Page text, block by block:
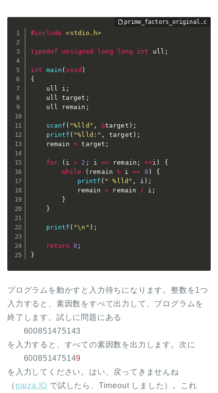
#include <stdio.h>
typedef unsigned long long int ull ;
int main (void )
{
	ull i
;
	ull target
;
	ull remain
;
scanf ( "%lld" , &target ) ;
printf ( "%lld:" , target ) ;
	remain
= target ;
for ( i = 2 ; i <= remain ; ++i )
{
while
( remain % i == 0 )
{
printf ( " %lld" , i ) ;
			remain
= remain / i ;
}
}
printf ( "\n" ) ;
return 0 ;
}
プログラムを動かすと入力待ちになります。整数を1つ
入力すると、素因数をすべて出力して、プログラムを
終了します。試しに問題にある
600851475143
を入力すると、すべての素因数を出力します。次に
600851475149
を入力してください。はい、戻ってきませんね
（ paiza.IO で試したら、Timeout しました）。これ